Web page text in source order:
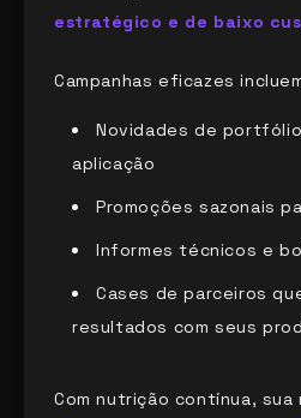
estratégico e de baixo
Campanhas eficazes
Novidades de
aplicação
Promoções sazonais
Informes técnicos e
Cases de parceiros
resultados com seus
Com nutrição contínua, sua